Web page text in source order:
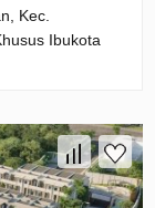
Kec.
Ibukota